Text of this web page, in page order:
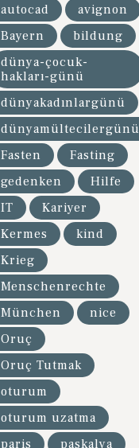
autocad
avignon
Bayern
bildung
dünya-çocuk-
hakları-günü
dünyakadınlargünü
dünyamültecilergünü
Fasten
Fasting
gedenken
Hilfe
IT
Kariyer
Kermes
kind
Krieg
Menschenrechte
München
nice
Oruç
Oruç Tutmak
oturum
oturum uzatma
paris
paskalya